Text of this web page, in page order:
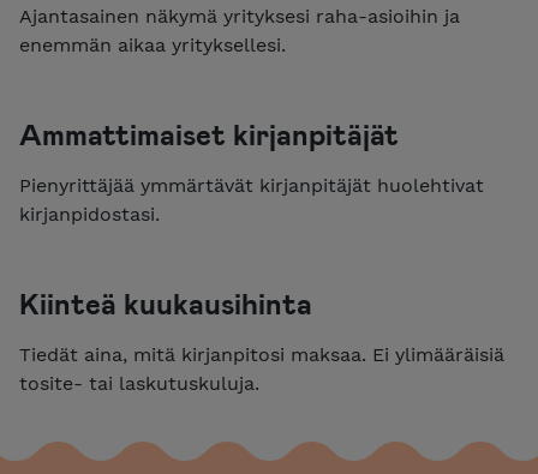
Ajantasainen näkymä yrityksesi raha-asioihin ja
enemmän aikaa yrityksellesi.
Ammattimaiset kirjanpitäjät
Pienyrittäjää ymmärtävät kirjanpitäjät huolehtivat
kirjanpidostasi.
Kiinteä kuukausihinta
Tiedät aina, mitä kirjanpitosi maksaa. Ei ylimääräisiä
tosite- tai laskutuskuluja.